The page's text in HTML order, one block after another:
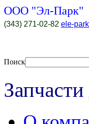
ООО "Эл-Парк"
(343) 271-02-82 ele-
Поиск